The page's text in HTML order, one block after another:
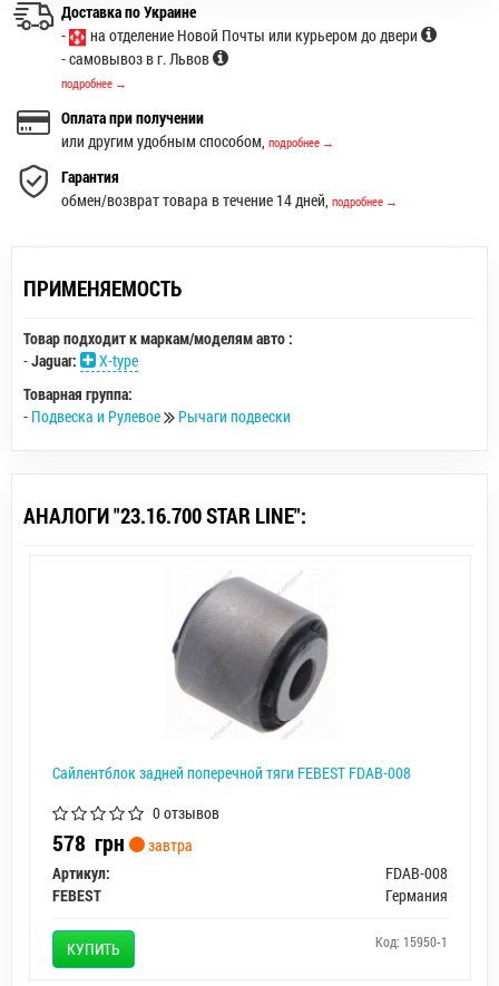
Доставка по Украине
-
на отделение Новой Почты или курьером до двери
- самовывоз в г. Львов
подробнее →
Оплата при получении
или другим удобным способом, подробнее →
Гарантия
обмен/возврат товара в течение 14 дней, подробнее →
ПРИМЕНЯЕМОСТЬ
Товар подходит к маркам/моделям авто :
-Jaguar:
X-type
Товарная группа:
- Подвеска и Рулевое Рычаги подвески
АНАЛОГИ "23.16.700 STAR LINE":
Сайлентблок задней поперечной тяги FEBEST FDAB-008
0 отзывов
578 грн
завтра
Артикул:
FDAB-008
FEBEST
Германия
КУПИТЬ Код: 15950-1